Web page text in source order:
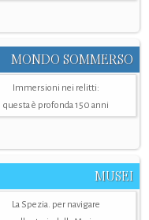
MONDO SOMMERSO
Immersioni nei relitti:
questa è profonda 150 anni
MUSEI
La Spezia. per navigare